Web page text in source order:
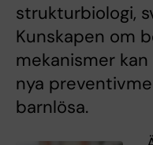
strukturbiologi,
Kunskapen om
mekanismer
nya
barnlösa.